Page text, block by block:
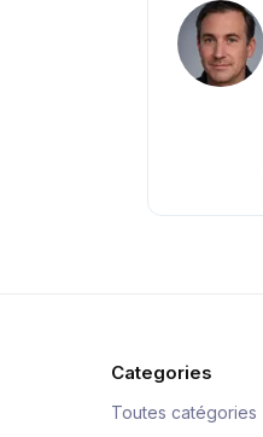
Categories
Toutes catégories